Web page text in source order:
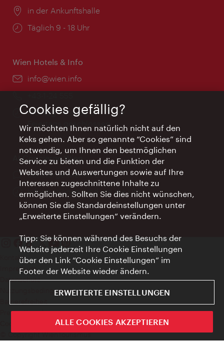
Ort:
in der Ankunftshalle
Öffnungszeiten:
Täglich 9 - 18 Uhr
Wien Hotels & Info
Email:
info@wien.info
Öffnungszeiten:
Montag - Freitag 9 – 17 Uhr
Feiertags geschlossen
AI Concierge Wien
Ort:
concierge.wien.info
Öffnungszeiten:
Informationen rund um die Uhr
Kontakt
Impressum
Datenschutz
Nutzungsbedingungen
Presse-Kontakt
Cookie Einstellungen
© Copyright WienTourismus
Cookies gefällig?
Wir möchten Ihnen natürlich nicht auf den
Keks gehen. Aber so genannte “Cookies” sind
notwendig, um Ihnen den bestmöglichen
Service zu bieten und die Funktion der
Websites und Auswertungen sowie auf Ihre
Interessen zugeschnittene Inhalte zu
ermöglichen. Sollten Sie dies nicht wünschen,
können Sie die Standardeinstellungen unter
„Erweiterte Einstellungen“ verändern.
Tipp: Sie können während des Besuchs der
Website jederzeit Ihre Cookie Einstellungen
über den Link “Cookie Einstellungen” im
Footer der Website wieder ändern.
ERWEITERTE EINSTELLUNGEN
ALLE COOKIES AKZEPTIEREN